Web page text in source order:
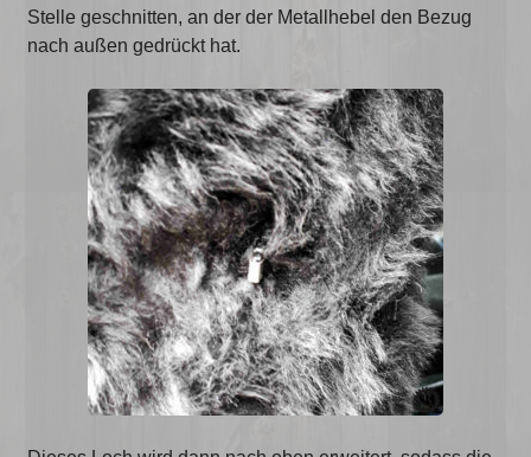
Stelle geschnitten, an der der Metallhebel den Bezug
nach außen gedrückt hat.